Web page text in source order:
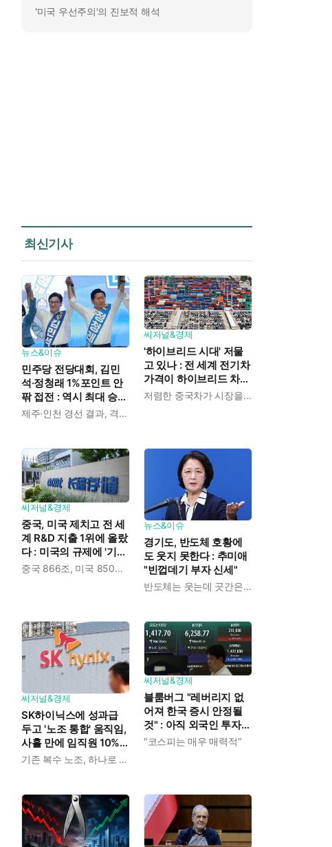
'미국 우선주의'의 진보적 해석
최신기사
뉴스&이슈
민주당 전당대회, 김민
석·정청래 1%포인트 안
팎 접전 : 역시 최대 승부
처는 호남과 수도권
제주·인천 경선 결과, 격차 0.86%포인트
씨저널&경제
'하이브리드 시대' 저물
고 있나 : 전 세계 전기차
가격이 하이브리드 차보
다 낮아졌다
저렴한 중국차가 시장을 뒤흔든다
씨저널&경제
중국, 미국 제치고 전 세
계 R&D 지출 1위에 올랐
다 : 미국의 규제에 '기술
자립' 총력 기울인 결과중국 866조, 미국 850조, 일본197조, 한국 136조 원
뉴스&이슈
경기도, 반도체 호황에
도 웃지 못한다 : 추미애
"빈껍데기 부자 신세"
반도체는 웃는데 곳간은 운다
씨저널&경제
SK하이닉스에 성과급
두고 '노조 통합' 움직임,
사흘 만에 임직원 10%이
새 노조에 모였다
기존 복수 노조, 하나로 묶이나
씨저널&경제
블룸버그 "레버리지 없
어져 한국 증시 안정될
것" : 아직 외국인 투자자
들은 신중한 태도
"코스피는 매우 매력적"